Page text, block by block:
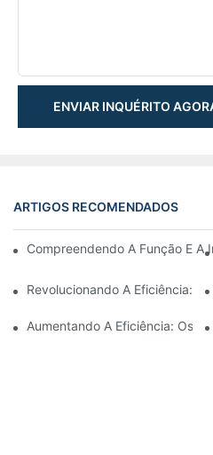
ENVIAR INQUÉRITO
ARTIGOS RECOMENDADOS
Compreendendo A Função E A
Revolucionando A Eficiência:
Aumentando A Eficiência: Os